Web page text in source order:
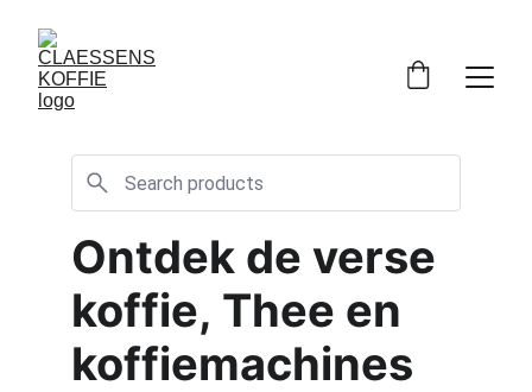
Ontdek de verse
koffie, Thee en
koffiemachines